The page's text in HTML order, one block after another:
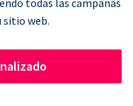
todas las campañas
sitio web.